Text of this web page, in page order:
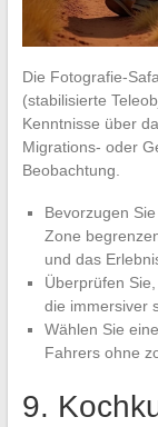
Die Fotografie-
(stabilisierte
Kenntnisse über
Migrations- oder
Beobachtung.
Bevorzugen
Zone
und das
Überprüfen
die immersiver
Wählen Sie
Fahrers ohne
9.